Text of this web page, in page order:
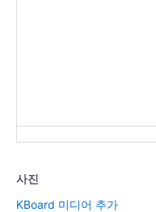
사진
KBoard 미디어 추가